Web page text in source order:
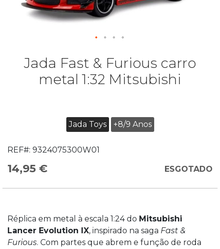
Jada Fast & Furious carro
metal 1:32 Mitsubishi
Jada Toys +8/9 Anos
REF#: 9324075300W01
14,95 € ESGOTADO
Réplica em metal à escala 1:24 do Mitsubishi
Lancer Evolution IX, inspirado na saga Fast &
Furious. Com partes que abrem e função de roda